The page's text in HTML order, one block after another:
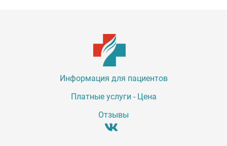
Информация для пациентов
Платные услуги - Цена
Отзывы